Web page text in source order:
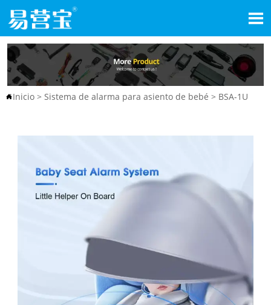

Inicio> Sistema de alarma para asiento de bebé > BSA-1U